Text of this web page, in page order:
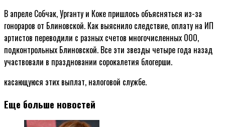
В апреле Собчак, Урганту и Коке пришлось объясняться из-за
гонораров от Блиновской. Как выяснило следствие, оплату на ИП
артистов переводили с разных счетов многочисленных ООО,
подконтрольных Блиновской. Все эти звезды четыре года назад
участвовали в праздновании сорокалетия блогерши.
касающуюся этих выплат, налоговой службе.
Еще больше новостей